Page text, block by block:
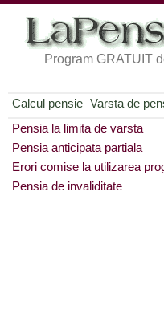
Program GRATUIT
Calcul pensie Varsta de
Pensia la limita de varsta
Pensia anticipata partiala
Erori comise la utilizarea
Pensia de invaliditate